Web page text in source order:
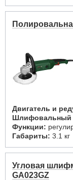
Двигатель и
Шлифовальный
Функции:
Габариты: 3.1 кг
Угловая
GA023GZ